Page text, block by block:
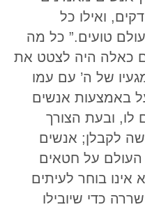
ואילו כל
טועים.” כל מה
כאלה היה לצטט את
של ה’ עם עמו
באמצעות אנשים
לו, ובעת הצורך
לקבלן; אנשים
העולם על חטאים
בוחר לעיתים
כדי שיובילו